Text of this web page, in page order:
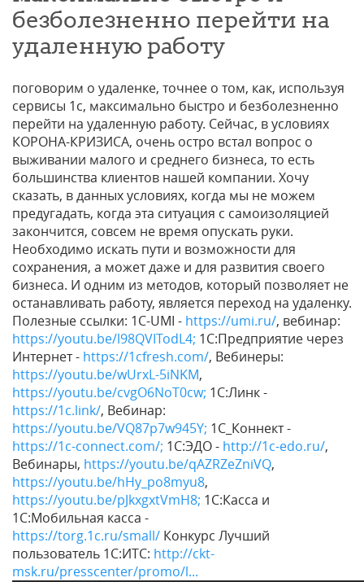
безболезненно перейти на
удаленную работу
поговорим о удаленке, точнее о том, как, используя
сервисы 1с, максимально быстро и безболезненно
перейти на удаленную работу. Сейчас, в условиях
КОРОНА-КРИЗИСА, очень остро встал вопрос о
выживании малого и среднего бизнеса, то есть
большинства клиентов нашей компании. Хочу
сказать, в данных условиях, когда мы не можем
предугадать, когда эта ситуация с самоизоляцией
закончится, совсем не время опускать руки.
Необходимо искать пути и возможности для
сохранения, а может даже и для развития своего
бизнеса. И одним из методов, который позволяет не
останавливать работу, является переход на удаленку.
Полезные ссылки: 1С-UMI - https://umi.ru/, вебинар:
https://youtu.be/l98QVITodL4; 1С:Предприятие через
Интернет - https://1cfresh.com/, Вебинеры:
https://youtu.be/wUrxL-5iNKM,
https://youtu.be/cvgO6NoT0cw; 1С:Линк -
https://1c.link/, Вебинар:
https://youtu.be/VQ87p7w945Y; 1С_Коннект -
https://1c-connect.com/; 1С:ЭДО - http://1c-edo.ru/,
Вебинары, https://youtu.be/qAZRZeZniVQ,
https://youtu.be/hHy_po8myu8,
https://youtu.be/pJkxgxtVmH8; 1С:Касса и
1С:Мобильная касса -
https://torg.1c.ru/small/ Конкурс Лучший
пользователь 1С:ИТС: http://ckt-
msk.ru/presscenter/promo/l...